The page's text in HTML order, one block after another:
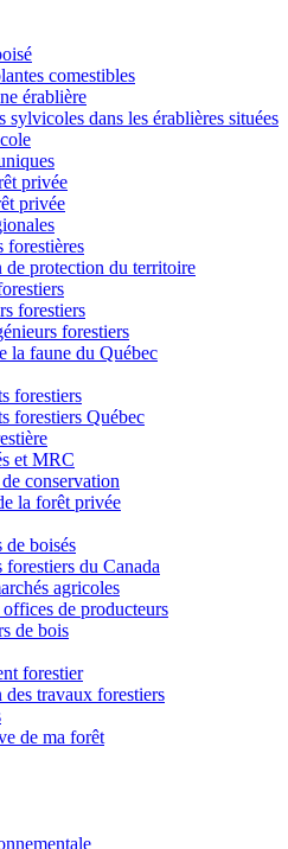
comestibles
érablière
sylvicoles dans les érablières situées
privée
privée
forestières
de protection du territoire
forestiers
forestiers
la faune du Québec
forestiers
forestiers Québec
et MRC
conservation
la forêt privée
de boisés
forestiers du Canada
agricoles
de producteurs
de bois
forestier
travaux forestiers
de ma forêt